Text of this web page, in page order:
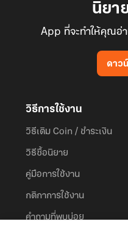
นิยา
App ที่จะทำให้คุณอ่
ดาว
วิธีการใช้งาน
วิธีเติม Coin / ชำระเงิน
วิธีซื้อนิยาย
คู่มือการใช้งาน
กติกาการใช้งาน
คำถามที่พบบ่อย